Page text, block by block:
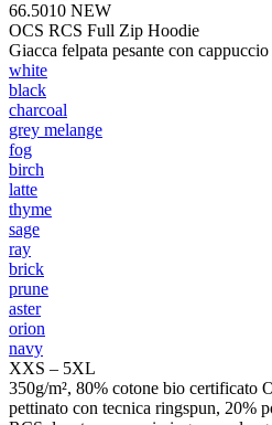
66.5010 NEW
OCS RCS Full Zip Hoodie
Giacca felpata pesante con
white
black
charcoal
grey melange
fog
birch
latte
thyme
sage
ray
brick
prune
aster
orion
navy
XXS – 5XL
350g/m², 80% cotone bio certificato
pettinato con tecnica ringspun, 20%